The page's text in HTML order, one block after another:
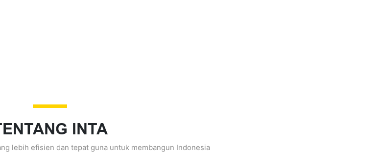
INTA
lebih efisien dan tepat guna untuk membangun Indonesia